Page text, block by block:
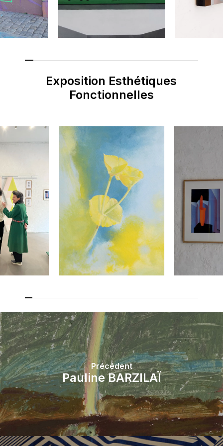
Go To Shop
Exposition Esthétiques
Fonctionnelles
Précédent
Pauline BARZILAÏ